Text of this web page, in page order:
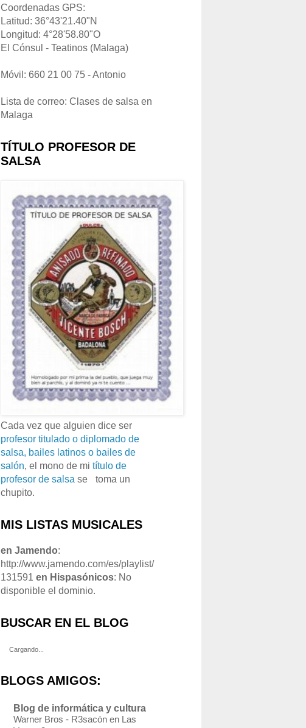
Coordenadas GPS:
Latitud: 36°43'21.40"N
Longitud: 4°28'58.80"O
El Cónsul - Teatinos (Malaga)
Móvil: 660 21 00 75 - Antonio
Lista de correo: Clases de salsa en
Malaga
TÍTULO PROFESOR DE
SALSA
Cada vez que alguien dice ser
profesor titulado o diplomado de
salsa, bailes latinos o bailes de
salón, el mono de mi título de
profesor de salsa se
toma un
chupito.
MIS LISTAS MUSICALES
en Jamendo:
http://www.jamendo.com/es/playlist/
131591 en Hispasónicos: No
disponible el dominio.
BUSCAR EN EL BLOG
Cargando...
BLOGS AMIGOS:
Blog de informática y cultura
Warner Bros - R3sacón en Las